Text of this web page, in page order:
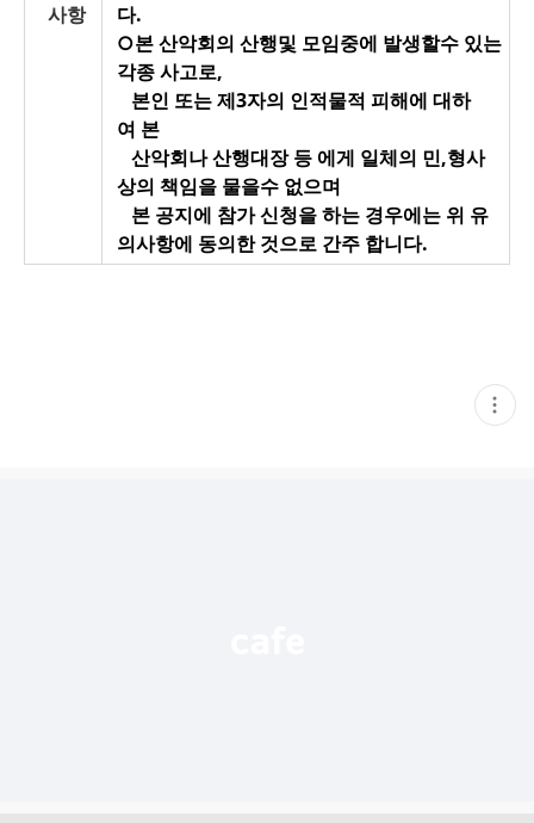
사항
다.
○본 산악회의 산행및 모임중에 발생할수 있는
각종 사고로,
본인 또는 제3자의 인적물적 피해에 대하
여 본
산악회나 산행대장 등 에게 일체의 민,형사
상의 책임을 물을수 없으며
본 공지에 참가 신청을 하는 경우에는 위 유
의사항에 동의한 것으로 간주 합니다.
현
재